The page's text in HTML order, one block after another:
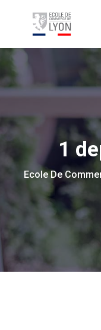
1
Ecole De